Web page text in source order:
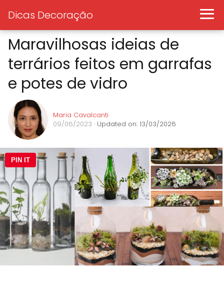
Dicas Decoração
Maravilhosas ideias de
terrários feitos em garrafas
e potes de vidro
Maria Cavalcanti
09/06/2023 · Updated on: 13/03/2026
PIN IT